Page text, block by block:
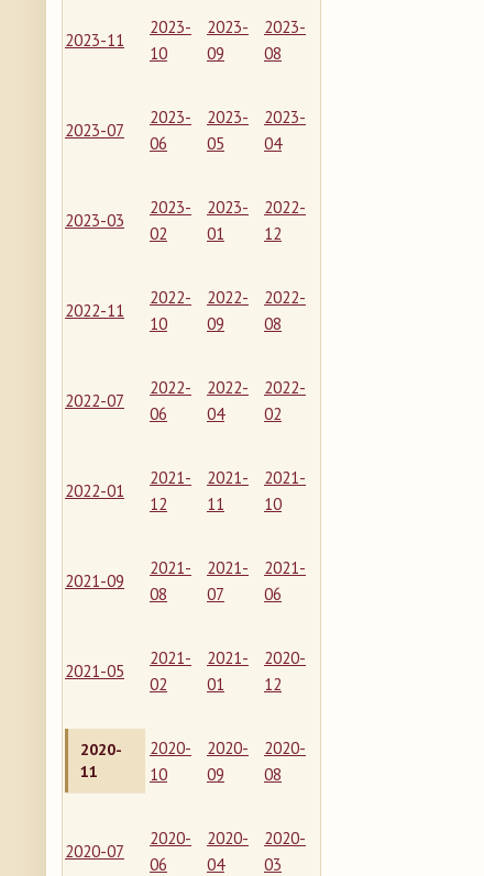
2023-11
2023-
10
2023-
09
2023-
08
2023-07
2023-
06
2023-
05
2023-
04
2023-03
2023-
02
2023-
01
2022-
12
2022-11
2022-
10
2022-
09
2022-
08
2022-07
2022-
06
2022-
04
2022-
02
2022-01
2021-
12
2021-
11
2021-
10
2021-09
2021-
08
2021-
07
2021-
06
2021-05
2021-
02
2021-
01
2020-
12
2020-
11
2020-
10
2020-
09
2020-
08
2020-07
2020-
06
2020-
04
2020-
03